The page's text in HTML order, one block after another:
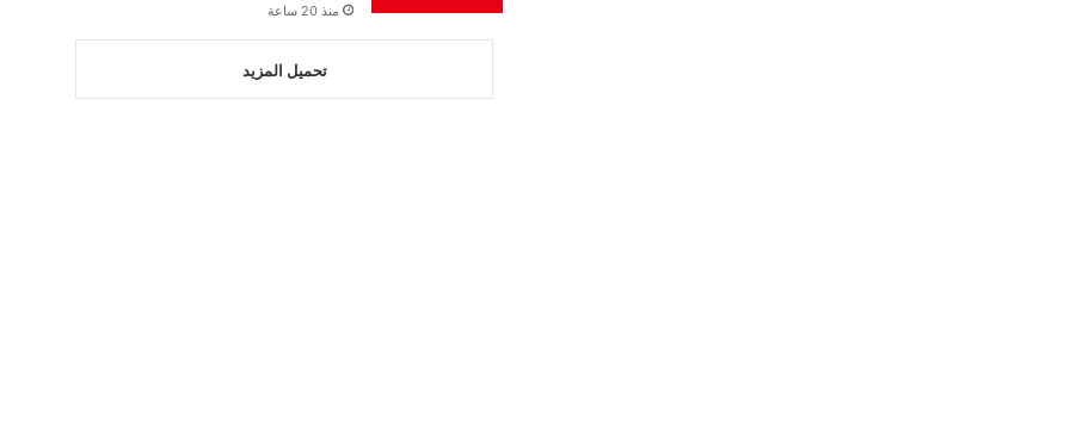
منذ 20 ساعة
تحميل المزيد